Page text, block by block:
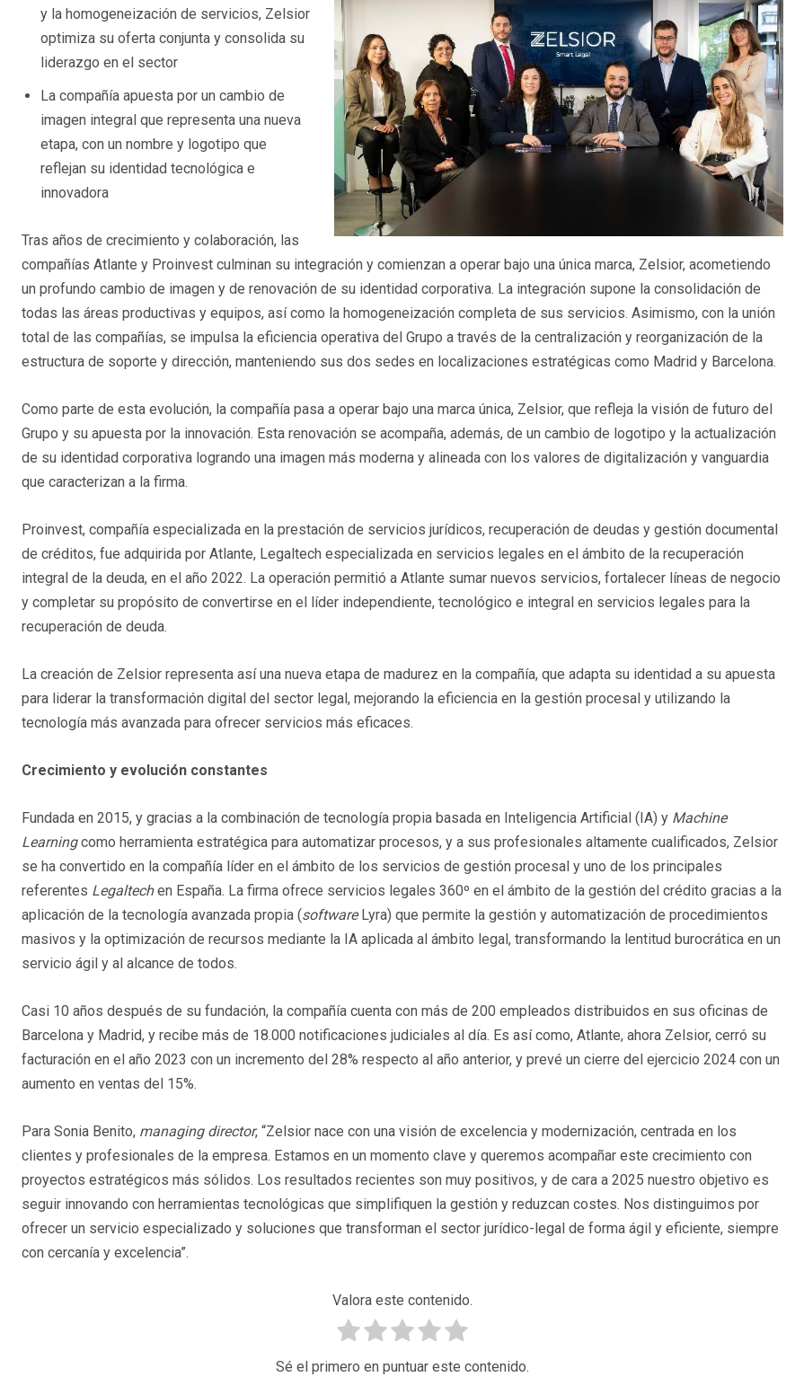
y la homogeneización de servicios, Zelsior
optimiza su oferta conjunta y consolida su
liderazgo en el sector
La compañía apuesta por un cambio de
imagen integral que representa una nueva
etapa, con un nombre y logotipo que
reflejan su identidad tecnológica e
innovadora
Tras años de crecimiento y colaboración, las
compañías Atlante y Proinvest culminan su integración y comienzan a operar bajo una única marca, Zelsior, acometiendo
un profundo cambio de imagen y de renovación de su identidad corporativa. La integración supone la consolidación de
todas las áreas productivas y equipos, así como la homogeneización completa de sus servicios. Asimismo, con la unión
total de las compañías, se impulsa la eficiencia operativa del Grupo a través de la centralización y reorganización de la
estructura de soporte y dirección, manteniendo sus dos sedes en localizaciones estratégicas como Madrid y Barcelona.
Como parte de esta evolución, la compañía pasa a operar bajo una marca única, Zelsior, que refleja la visión de futuro del
Grupo y su apuesta por la innovación. Esta renovación se acompaña, además, de un cambio de logotipo y la actualización
de su identidad corporativa logrando una imagen más moderna y alineada con los valores de digitalización y vanguardia
que caracterizan a la firma.
Proinvest, compañía especializada en la prestación de servicios jurídicos, recuperación de deudas y gestión documental
de créditos, fue adquirida por Atlante, Legaltech especializada en servicios legales en el ámbito de la recuperación
integral de la deuda, en el año 2022. La operación permitió a Atlante sumar nuevos servicios, fortalecer líneas de negocio
y completar su propósito de convertirse en el líder independiente, tecnológico e integral en servicios legales para la
recuperación de deuda.
La creación de Zelsior representa así una nueva etapa de madurez en la compañía, que adapta su identidad a su apuesta
para liderar la transformación digital del sector legal, mejorando la eficiencia en la gestión procesal y utilizando la
tecnología más avanzada para ofrecer servicios más eficaces.
Crecimiento y evolución constantes
Fundada en 2015, y gracias a la combinación de tecnología propia basada en Inteligencia Artificial (IA) y Machine
Learningcomo herramienta estratégica para automatizar procesos, y a sus profesionales altamente cualificados, Zelsior
se ha convertido en la compañía líder en el ámbito de los servicios de gestión procesal y uno de los principales
referentes Legaltechen España. La firma ofrece servicios legales 360º en el ámbito de la gestión del crédito gracias a la
aplicación de la tecnología avanzada propia (softwareLyra) que permite la gestión y automatización de procedimientos
masivos y la optimización de recursos mediante la IA aplicada al ámbito legal, transformando la lentitud burocrática en un
servicio ágil y al alcance de todos.
Casi 10 años después de su fundación, la compañía cuenta con más de 200 empleados distribuidos en sus oficinas de
Barcelona y Madrid, y recibe más de 18.000 notificaciones judiciales al día. Es así como, Atlante, ahora Zelsior, cerró su
facturación en el año 2023 con un incremento del 28% respecto al año anterior, y prevé un cierre del ejercicio 2024 con un
aumento en ventas del 15%.
Para Sonia Benito, managing director, “Zelsior nace con una visión de excelencia y modernización, centrada en los
clientes y profesionales de la empresa. Estamos en un momento clave y queremos acompañar este crecimiento con
proyectos estratégicos más sólidos. Los resultados recientes son muy positivos, y de cara a 2025 nuestro objetivo es
seguir innovando con herramientas tecnológicas que simplifiquen la gestión y reduzcan costes. Nos distinguimos por
ofrecer un servicio especializado y soluciones que transforman el sector jurídico-legal de forma ágil y eficiente, siempre
con cercanía y excelencia”.
Valora este contenido.
Sé el primero en puntuar este contenido.